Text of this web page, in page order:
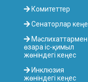
Комитеттер
Сенаторлар
Мәслихаттармен
өзара іс-қимыл
жөніндегі кеңес
Инклюзия
жөніндегі кеңес